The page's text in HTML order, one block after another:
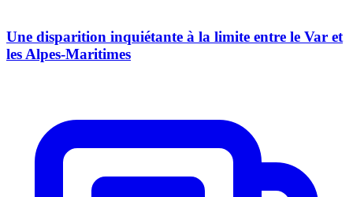
Une disparition inquiétante à la limite entre le Var et
les Alpes-Maritimes